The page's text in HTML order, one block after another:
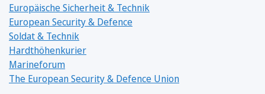
Europäische Sicherheit & Technik
European Security & Defence
Soldat & Technik
Hardthöhenkurier
Marineforum
The European Security & Defence Union